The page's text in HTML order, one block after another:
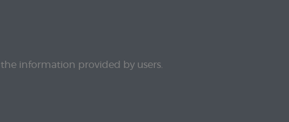
information provided by users.